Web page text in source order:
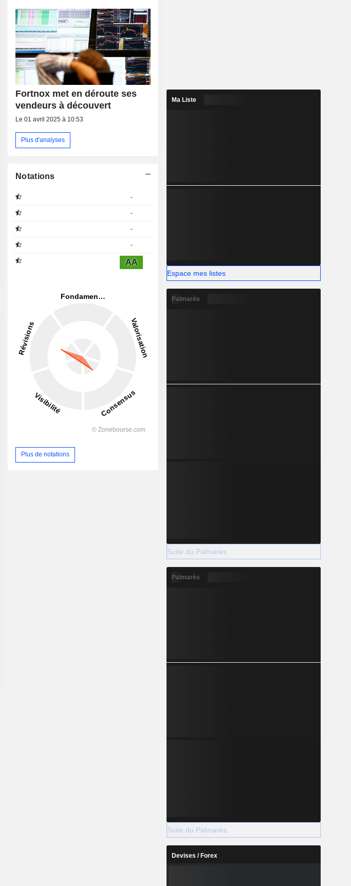
Fortnox met en déroute ses
vendeurs à découvert
Le 01 avril 2025 à 10:53
Plus d'analyses
Notations
-
-
-
-
AA
Plus de notations
Ma Liste
Espace mes listes
Palmarès
Suite du Palmarès
Palmarès
Suite du Palmarès
Devises / Forex